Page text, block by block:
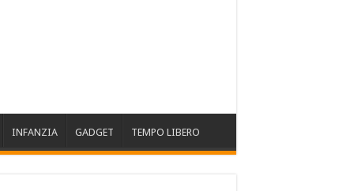
INFANZIA GADGET TEMPO LIBERO